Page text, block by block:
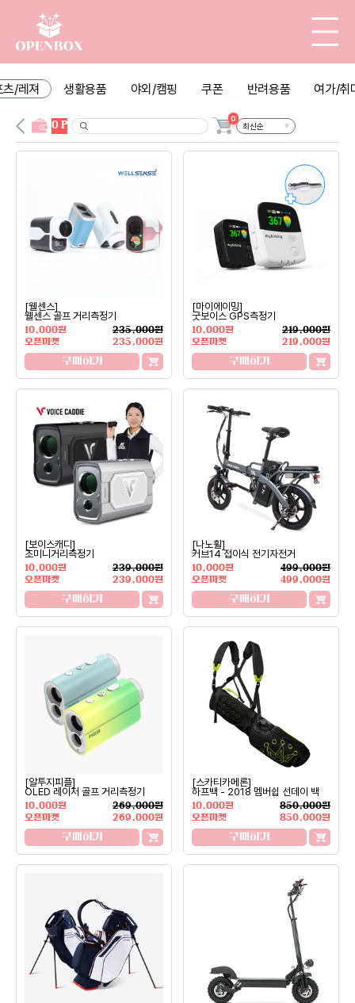
츠/레져 생활용품 야외/캠핑 쿠폰 반려용품 여가/취
0 P
0
[웰센스]
웰센스 골프 거리측정기
10,000원
235,000원
오픈마켓
235,000원
구매하기
[마이에이밍]
굿보이스 GPS측정기
10,000원
219,000원
오픈마켓
219,000원
구매하기
[보이스캐디]
초미니거리측정기
10,000원
239,000원
오픈마켓
239,000원
구매하기
[나노휠]
커브14 접이식 전기자전거
10,000원
499,000원
오픈마켓
499,000원
구매하기
[알투지피플]
OLED 레이저 골프 거리측정기
10,000원
269,000원
오픈마켓
269,000원
구매하기
[스카티카메론]
하프백 - 2018 멤버쉽 선데이 백
10,000원
850,000원
오픈마켓
850,000원
구매하기